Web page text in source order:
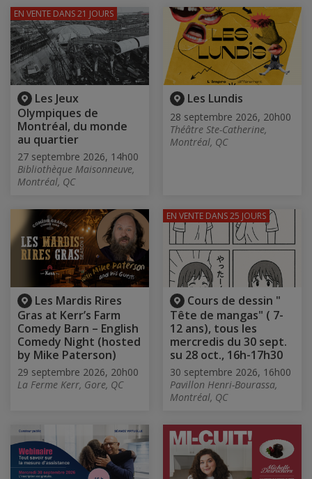
Les Jeux
Olympiques de
Montréal, du monde
au quartier
27 septembre 2026, 14h00
Bibliothèque Maisonneuve,
Montréal, QC
EN VENTE DANS 21 JOURS
Les Lundis
28 septembre 2026, 20h00
Théâtre Ste-Catherine,
Montréal, QC
Les Mardis Rires
Gras at Kerr’s Farm
Comedy Barn – English
Comedy Night (hosted
by Mike Paterson)
29 septembre 2026, 20h00
La Ferme Kerr, Gore, QC
Cours de dessin "
Tête de mangas" ( 7-
12 ans), tous les
mercredis du 30 sept.
su 28 oct., 16h-17h30
30 septembre 2026, 16h00
Pavillon Henri-Bourassa,
Montréal, QC
EN VENTE DANS 25 JOURS